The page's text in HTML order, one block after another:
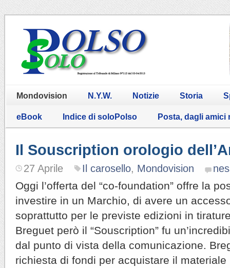
Mondovision N.Y.W. Notizie Storia
eBook Indice di soloPolso Posta, dagli amici
Il Souscription orologio
27 Aprile Il carosello, Mondovision
Oggi l’offerta del “co-foundation” offre la
investire in un Marchio, di avere un
soprattutto per le previste edizioni in
Breguet però il “Souscription” fu
dal punto di vista della comunicazione.
richiesta di fondi per acquistare il